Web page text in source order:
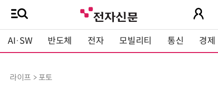
AI·SW 반도체 전자 모빌리티 통신 경제
라이프 > 포토